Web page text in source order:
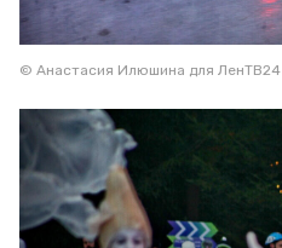
© Анастасия Илюшина для ЛенТВ24